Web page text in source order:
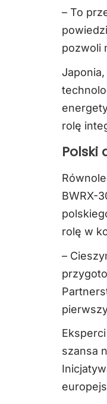
– To
pozwoli
rolę
Polski
BWRX-
rolę w
–
szansa